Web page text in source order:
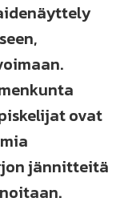
ovat
jännitteitä